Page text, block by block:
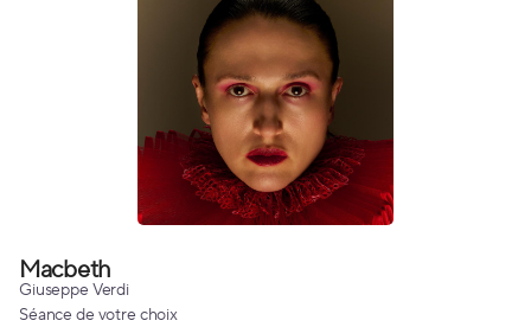
Macbeth
Giuseppe Verdi
Séance de votre choix